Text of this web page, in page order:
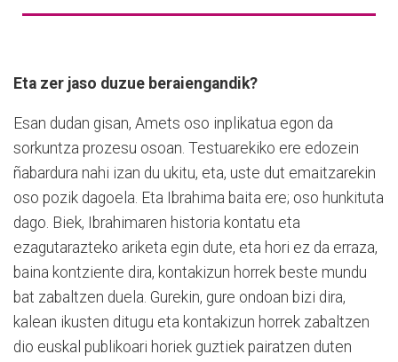
Eta zer jaso duzue beraiengandik?
Esan dudan gisan, Amets oso inplikatua egon da
sorkuntza prozesu osoan. Testuarekiko ere edozein
ñabardura nahi izan du ukitu, eta, uste dut emaitzarekin
oso pozik dagoela. Eta Ibrahima baita ere; oso hunkituta
dago. Biek, Ibrahimaren historia kontatu eta
ezagutarazteko ariketa egin dute, eta hori ez da erraza,
baina kontziente dira, kontakizun horrek beste mundu
bat zabaltzen duela. Gurekin, gure ondoan bizi dira,
kalean ikusten ditugu eta kontakizun horrek zabaltzen
dio euskal publikoari horiek guztiek pairatzen duten